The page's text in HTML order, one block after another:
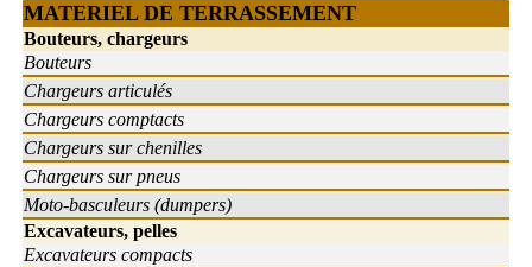
MATERIEL DE TERRASSEMENT
Bouteurs, chargeurs
Bouteurs
Chargeurs articulés
Chargeurs comptacts
Chargeurs sur chenilles
Chargeurs sur pneus
Moto-basculeurs (dumpers)
Excavateurs, pelles
Excavateurs compacts